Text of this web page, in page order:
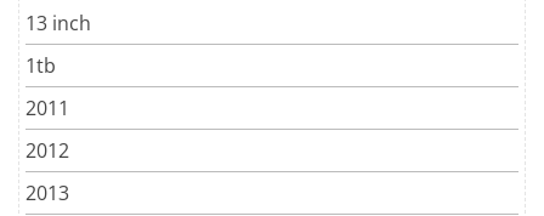
13 inch
1tb
2011
2012
2013